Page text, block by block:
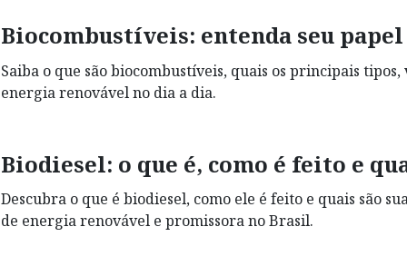
Biocombustíveis: entenda seu
Saiba o que são biocombustíveis, quais os principais
energia renovável no dia a dia.
Biodiesel: o que é, como é feito e
Descubra o que é biodiesel, como ele é feito e quais são
de energia renovável e promissora no Brasil.